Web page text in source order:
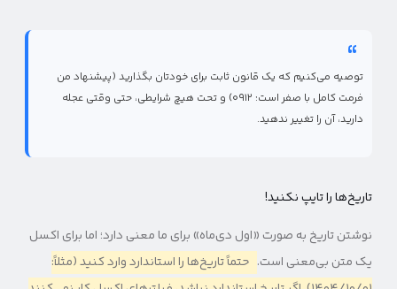
توصیه می‌کنیم که یک قانون ثابت برای خودتان بگذارید (پیشنهاد من
فرمت کامل با صفر است: ۰۹۱۲) و تحت هیچ شرایطی، حتی وقتی عجله
دارید، آن را تغییر ندهید.
تاریخ‌ها را تایپ نکنید!
نوشتن تاریخ به صورت «اول دی‌ماه» برای ما معنی دارد؛ اما برای اکسل
یک متن بی‌معنی است.
حتماً تاریخ‌ها را استاندارد وارد کنید (مثلاً: